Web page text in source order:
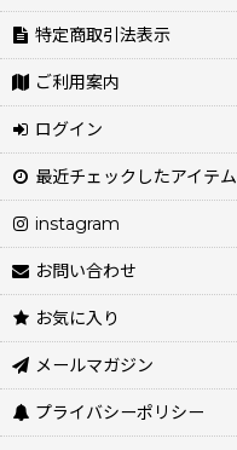
特定商取引法表示
ご利用案内
ログイン
最近チェックしたアイテム
instagram
お問い合わせ
お気に入り
メールマガジン
プライバシーポリシー